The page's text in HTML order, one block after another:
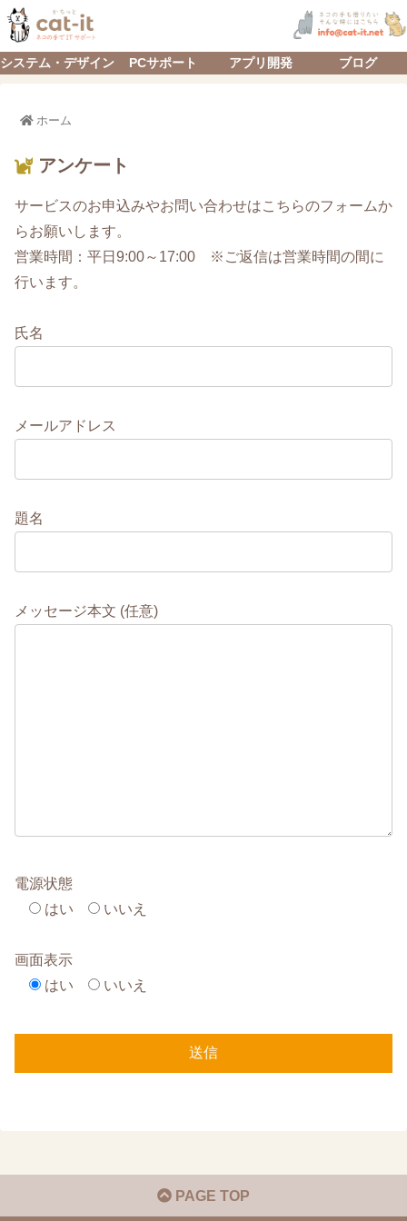
システム・デザイン PCサポート アプリ開発 ブログ
ホーム
アンケート
サービスのお申込みやお問い合わせはこちらのフォームか
らお願いします。
営業時間：平日9:00～17:00 ※ご返信は営業時間の間に
行います。
氏名
メールアドレス
題名
メッセージ本文 (任意)
電源状態
はい
いいえ
画面表示
はい
いいえ
PAGE TOP